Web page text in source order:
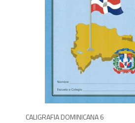
CALIGRAFIA DOMINICANA 6